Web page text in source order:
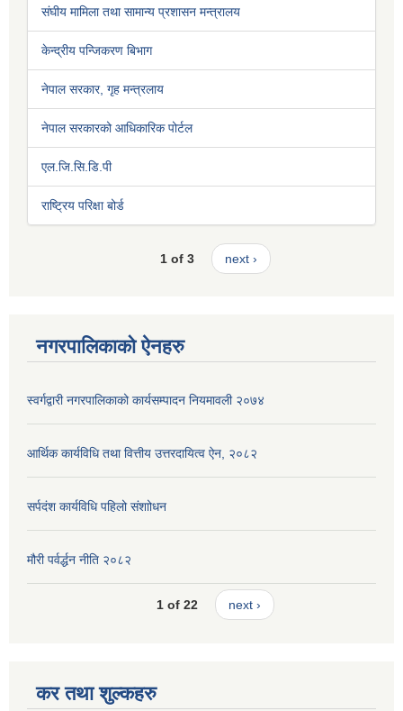
संघीय मामिला तथा सामान्य प्रशासन मन्त्रालय
केन्द्रीय पन्जिकरण बिभाग
नेपाल सरकार, गृह मन्त्रलाय
नेपाल सरकारको आधिकारिक पोर्टल
एल.जि.सि.डि.पी
राष्ट्रिय परिक्षा बोर्ड
1 of 3 next ›
नगरपालिकाको ऐनहरु
स्वर्गद्वारी नगरपालिकाको कार्यसम्पादन नियमावली २०७४
आर्थिक कार्यविधि तथा वित्तीय उत्तरदायित्व ऐन, २०८२
सर्पदंश कार्यविधि पहिलो संशाोधन
मौरी पर्वर्द्धन नीति २०८२
1 of 22 next ›
कर तथा शुल्कहरु